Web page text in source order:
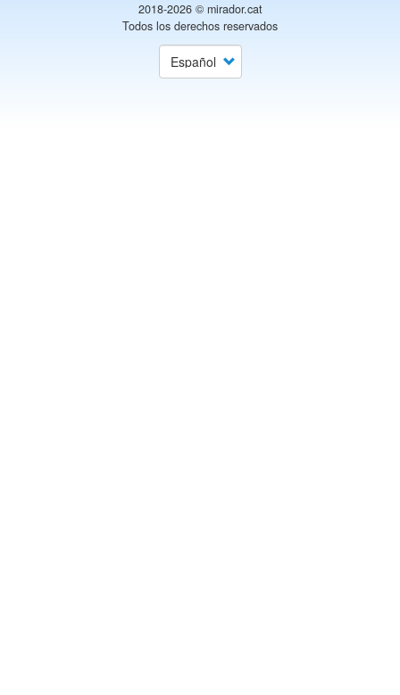
2018-2026 © mirador.cat
Todos los derechos reservados
Select
your